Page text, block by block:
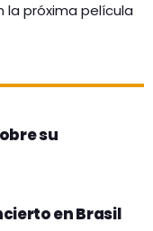
la próxima película
su
en Brasil